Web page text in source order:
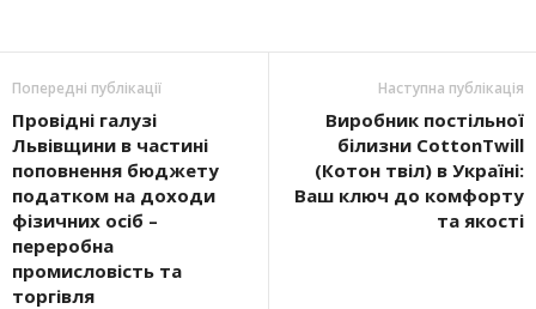
Попередні публікації
Провідні галузі
Львівщини в частині
поповнення бюджету
податком на доходи
фізичних осіб –
переробна
промисловість та
торгівля
Наступна публікація
Виробник постільної
білизни CottonTwill
(Котон твіл) в Україні:
Ваш ключ до комфорту
та якості